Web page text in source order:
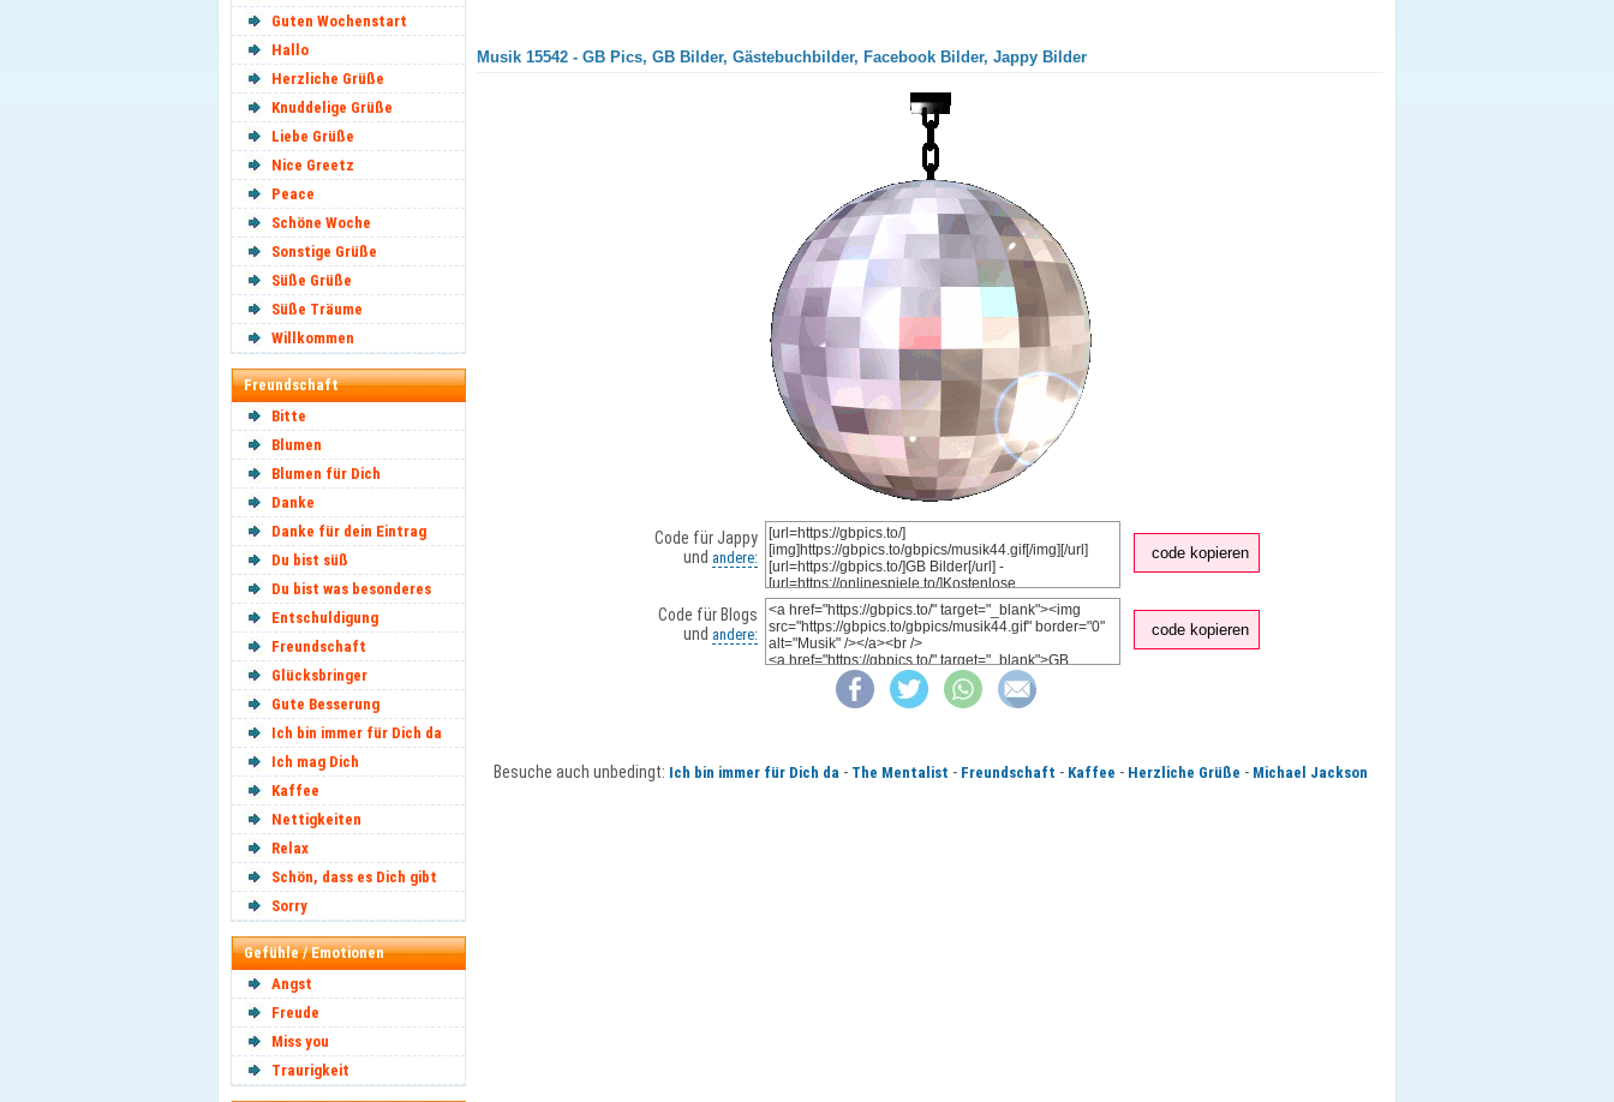
Guten Wochenstart
Hallo
Herzliche Grüße
Knuddelige Grüße
Liebe Grüße
Nice Greetz
Peace
Schöne Woche
Sonstige Grüße
Süße Grüße
Süße Träume
Willkommen
Freundschaft
Bitte
Blumen
Blumen für Dich
Danke
Danke für dein Eintrag
Du bist süß
Du bist was besonderes
Entschuldigung
Freundschaft
Glücksbringer
Gute Besserung
Ich bin immer für Dich da
Ich mag Dich
Kaffee
Nettigkeiten
Relax
Schön, dass es Dich gibt
Sorry
Gefühle / Emotionen
Angst
Freude
Miss you
Traurigkeit
Musik 15542 - GB Pics, GB Bilder, Gästebuchbilder, Facebook Bilder, Jappy Bilder
Code für Jappy
und andere: code kopieren
Code für Blogs
und andere: code kopieren
Besuche auch unbedingt: Ich bin immer für Dich da - The Mentalist - Freundschaft - Kaffee - Herzliche Grüße - Michael Jackson